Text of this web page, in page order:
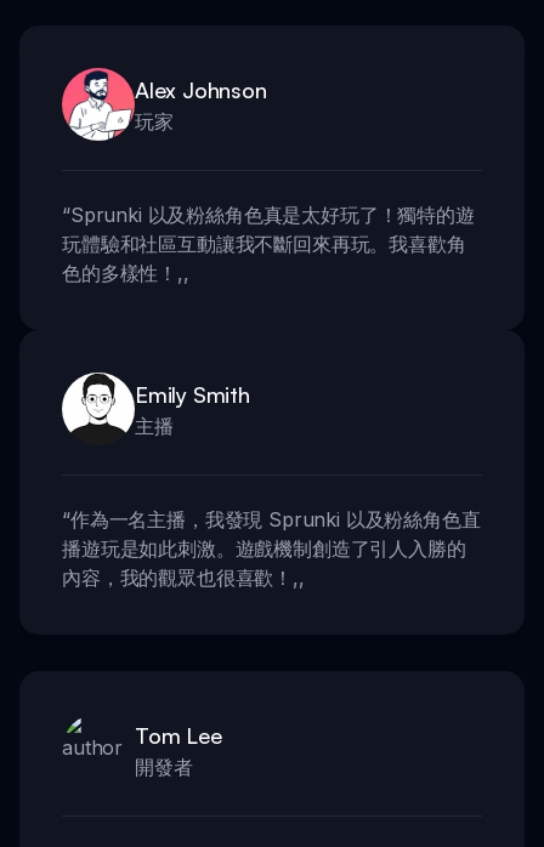
Alex Johnson
玩家
“Sprunki 以及粉絲角色真是太好玩了！獨特的遊
玩體驗和社區互動讓我不斷回來再玩。我喜歡角
色的多樣性！ ,,
Emily Smith
主播
“作為一名主播，我發現 Sprunki 以及粉絲角色直
播遊玩是如此刺激。遊戲機制創造了引人入勝的
內容，我的觀眾也很喜歡！ ,,
Tom Lee
開發者